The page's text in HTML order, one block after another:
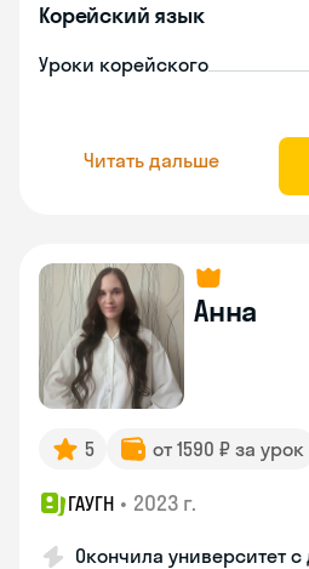
Корейский язык
Уроки корейского
Читать дальше
Анна
5 от 1590 ₽ за урок
ГАУГН • 2023 г.
Окончила университет